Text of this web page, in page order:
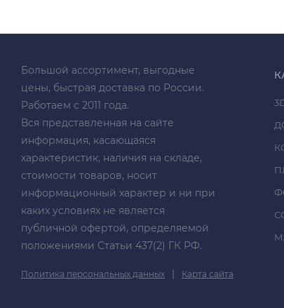
Большой ассортимент, выгодные
цены, быстрая доставка по России.
Работаем с 2011 года.
Вся представленная на сайте
информация, касающаяся
характеристик, наличия на складе,
стоимости товаров, носит
информационный характер и ни при
каких условиях не является
публичной офертой, определяемой
положениями Статьи 437(2) ГК РФ.
Политика персональных данных | Карта сайта